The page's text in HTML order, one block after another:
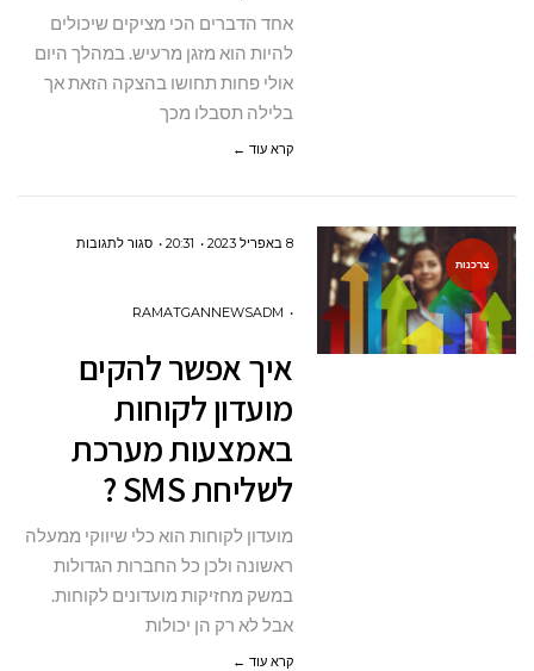
אחד הדברים הכי מציקים שיכולים
להיות הוא מזגן מרעיש. במהלך היום
אולי פחות תחושו בהצקה הזאת אך
בלילה תסבלו מכך
קרא עוד ←
צרכנות
8 באפריל 2023 20:31 סגור לתגובותעל
באמצעות
SMS
?
RAMATGANNEWSADM
איך אפשר להקים
מועדון לקוחות
באמצעות מערכת
לשליחת SMS ?
מועדון לקוחות הוא כלי שיווקי ממעלה
ראשונה ולכן כל החברות הגדולות
במשק מחזיקות מועדונים לקוחות.
אבל לא רק הן יכולות
קרא עוד ←